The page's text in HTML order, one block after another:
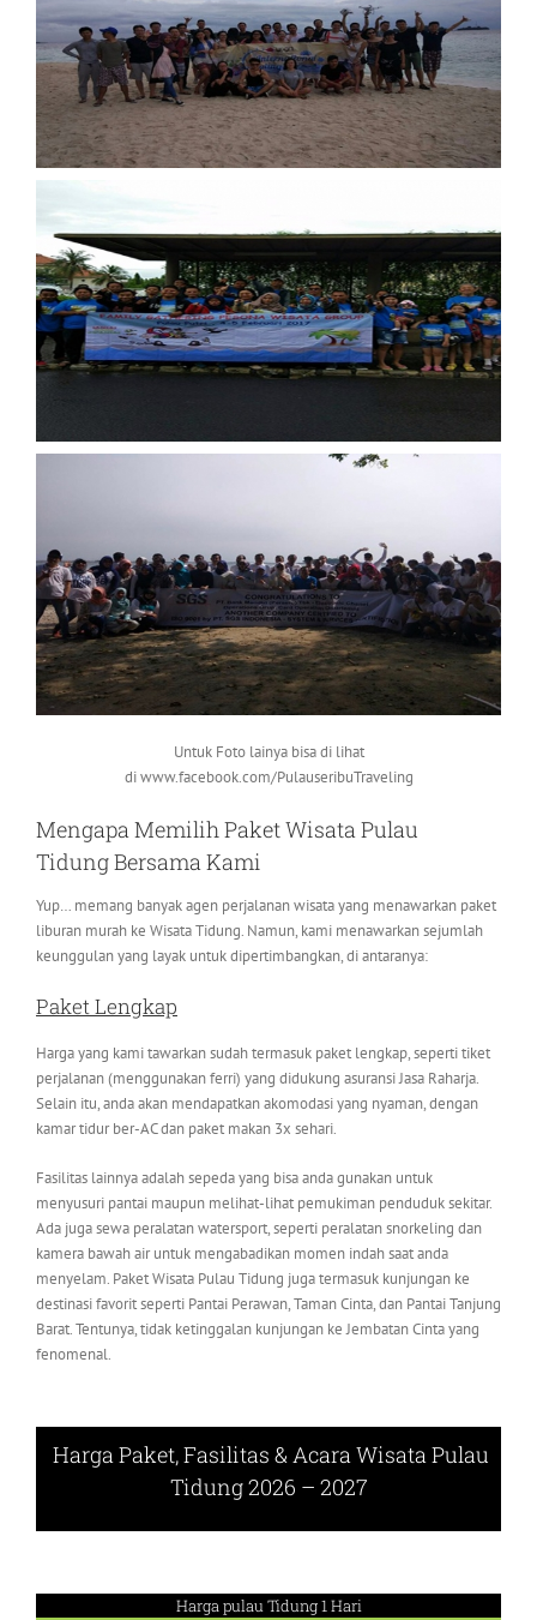
Untuk Foto lainya bisa di lihat
di www.facebook.com/PulauseribuTraveling
Mengapa Memilih Paket Wisata Pulau
Tidung Bersama Kami
Yup… memang banyak agen perjalanan wisata yang menawarkan paket
liburan murah ke Wisata Tidung. Namun, kami menawarkan sejumlah
keunggulan yang layak untuk dipertimbangkan, di antaranya:
Paket Lengkap
Harga yang kami tawarkan sudah termasuk paket lengkap, seperti tiket
perjalanan (menggunakan ferri) yang didukung asuransi Jasa Raharja.
Selain itu, anda akan mendapatkan akomodasi yang nyaman, dengan
kamar tidur ber-AC dan paket makan 3x sehari.
Fasilitas lainnya adalah sepeda yang bisa anda gunakan untuk
menyusuri pantai maupun melihat-lihat pemukiman penduduk sekitar.
Ada juga sewa peralatan watersport, seperti peralatan snorkeling dan
kamera bawah air untuk mengabadikan momen indah saat anda
menyelam. Paket Wisata Pulau Tidung juga termasuk kunjungan ke
destinasi favorit seperti Pantai Perawan, Taman Cinta, dan Pantai Tanjung
Barat. Tentunya, tidak ketinggalan kunjungan ke Jembatan Cinta yang
fenomenal.
Harga Paket, Fasilitas & Acara WisataPulau
Tidung 2026 – 2027
Harga pulau Tidung 1 Hari